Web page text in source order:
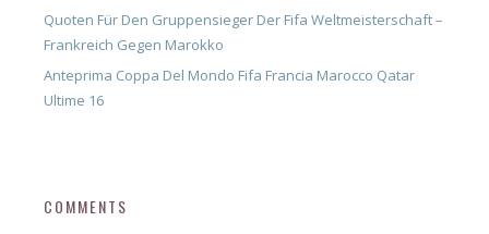
Quoten Für Den Gruppensieger Der Fifa Weltmeisterschaft –
Frankreich Gegen Marokko
Anteprima Coppa Del Mondo Fifa Francia Marocco Qatar
Ultime 16
COMMENTS